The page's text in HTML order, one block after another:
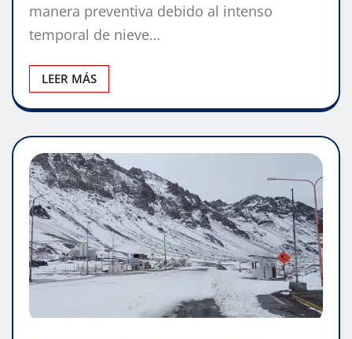
manera preventiva debido al intenso
temporal de nieve…
LEER MÁS